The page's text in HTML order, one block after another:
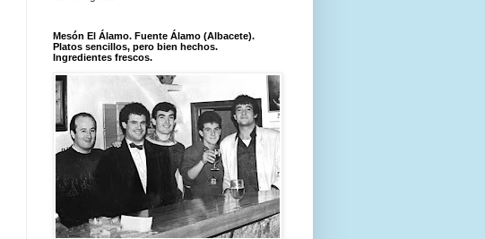
Mesón El Álamo. Fuente Álamo (Albacete).
Platos sencillos, pero bien hechos.
Ingredientes frescos.